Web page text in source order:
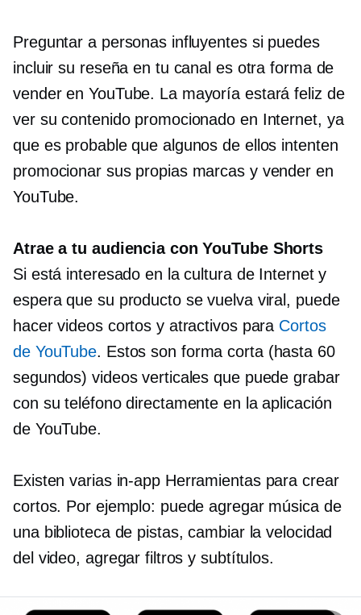
Preguntar a personas influyentes si puedes
incluir su reseña en tu canal es otra forma de
vender en YouTube. La mayoría estará feliz de
ver su contenido promocionado en Internet, ya
que es probable que algunos de ellos intenten
promocionar sus propias marcas y vender en
YouTube.
Atrae a tu audiencia con YouTube Shorts
Si está interesado en la cultura de Internet y
espera que su producto se vuelva viral, puede
hacer videos cortos y atractivos para Cortos
de YouTube. Estos son forma corta(hasta 60
segundos) videos verticales que puede grabar
con su teléfono directamente en la aplicación
de YouTube.
Existen varias in-appHerramientas para crear
cortos. Por ejemplo: puede agregar música de
una biblioteca de pistas, cambiar la velocidad
del video, agregar filtros y subtítulos.